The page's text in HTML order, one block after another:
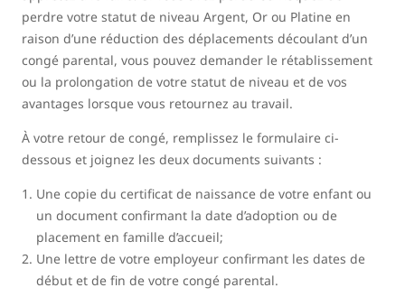
perdre votre statut de niveau Argent, Or ou Platine en
raison d’une réduction des déplacements découlant d’un
congé parental, vous pouvez demander le rétablissement
ou la prolongation de votre statut de niveau et de vos
avantages lorsque vous retournez au travail.
À votre retour de congé, remplissez le formulaire ci-
dessous et joignez les deux documents suivants :
Une copie du certificat de naissance de votre enfant ou
un document confirmant la date d’adoption ou de
placement en famille d’accueil;
Une lettre de votre employeur confirmant les dates de
début et de fin de votre congé parental.